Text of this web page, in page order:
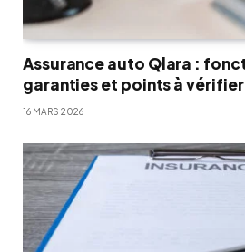
Assurance auto Qlara :
garanties et points à vérifier
16 MARS 2026